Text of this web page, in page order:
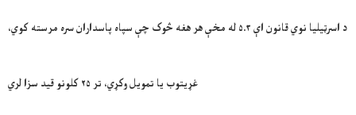
د اسرټیلیا نوي قانون اې ۵.۳ له مخې هر هغه څوک چې سپاه پاسداران سره مرسته کوي،
غړیتوب یا تمویل وکړي، تر ۲۵ کلونو قید سزا لري